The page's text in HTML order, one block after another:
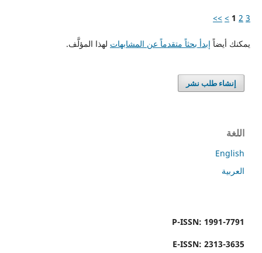
1 2 3
>
>>
يمكنك أيضاً إبدأ بحثاً متقدماً عن المشابهات لهذا المؤلَّف.
إنشاء طلب نشر
اللغة
English
العربية
P-ISSN: 1991-7791
E-ISSN: 2313-3635